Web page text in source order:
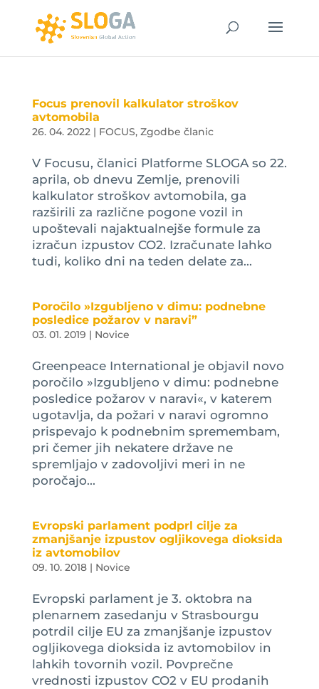
Focus prenovil kalkulator stroškov
avtomobila
26. 04. 2022| FOCUS, Zgodbe članic
V Focusu, članici Platforme SLOGA so 22.
aprila, ob dnevu Zemlje, prenovili
kalkulator stroškov avtomobila, ga
razširili za različne pogone vozil in
upoštevali najaktualnejše formule za
izračun izpustov CO2. Izračunate lahko
tudi, koliko dni na teden delate za...
Poročilo »Izgubljeno v dimu: podnebne
posledice požarov v naravi”
03. 01. 2019 | Novice
Greenpeace International je objavil novo
poročilo »Izgubljeno v dimu: podnebne
posledice požarov v naravi«, v katerem
ugotavlja, da požari v naravi ogromno
prispevajo k podnebnim spremembam,
pri čemer jih nekatere države ne
spremljajo v zadovoljivi meri in ne
poročajo...
Evropski parlament podprl cilje za
zmanjšanje izpustov ogljikovega dioksida
iz avtomobilov
09. 10. 2018| Novice
Evropski parlament je 3. oktobra na
plenarnem zasedanju v Strasbourgu
potrdil cilje EU za zmanjšanje izpustov
ogljikovega dioksida iz avtomobilov in
lahkih tovornih vozil. Povprečne
vrednosti izpustov CO2 v EU prodanih